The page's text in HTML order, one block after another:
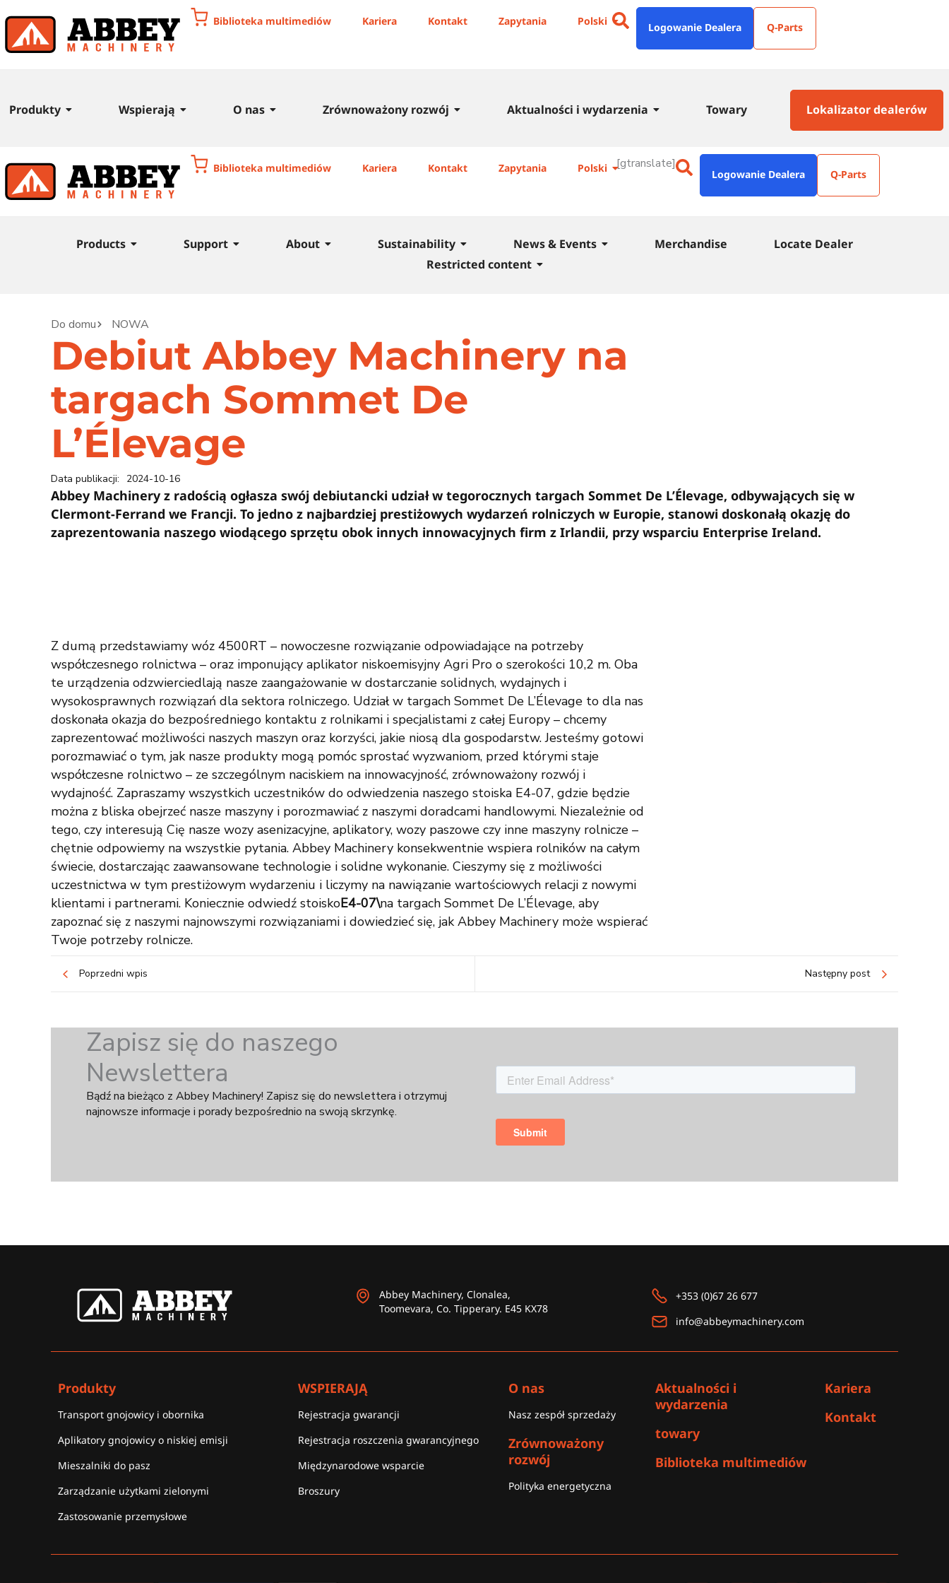
Biblioteka multimediów Kariera Kontakt Zapytania Polski Logowanie Dealera Q-Parts
Produkty Wspierają O nas Zrównoważony rozwój Aktualności i wydarzenia Towary Lokalizator dealerów
Biblioteka multimediów Kariera Kontakt Zapytania Polski [gtranslate]
Logowanie Dealera Q-Parts
Products Support About Sustainability News & Events Merchandise
Locate Dealer
Restricted content
Do domu NOWA
Debiut Abbey Machinery na
targach Sommet De
L’Élevage
Data publikacji: 2024-10-16
Abbey Machinery z radością ogłasza swój debiutancki udział w tegorocznych targach Sommet De L’Élevage, odbywających się w
Clermont-Ferrand we Francji. To jedno z najbardziej prestiżowych wydarzeń rolniczych w Europie, stanowi doskonałą okazję do
zaprezentowania naszego wiodącego sprzętu obok innych innowacyjnych firm z Irlandii, przy wsparciu Enterprise Ireland.
Z dumą przedstawiamy wóz 4500RT – nowoczesne rozwiązanie odpowiadające na potrzeby
współczesnego rolnictwa – oraz imponujący aplikator niskoemisyjny Agri Pro o szerokości 10,2 m. Oba
te urządzenia odzwierciedlają nasze zaangażowanie w dostarczanie solidnych, wydajnych i
wysokosprawnych rozwiązań dla sektora rolniczego. Udział w targach Sommet De L’Élevage to dla nas
doskonała okazja do bezpośredniego kontaktu z rolnikami i specjalistami z całej Europy – chcemy
zaprezentować możliwości naszych maszyn oraz korzyści, jakie niosą dla gospodarstw. Jesteśmy gotowi
porozmawiać o tym, jak nasze produkty mogą pomóc sprostać wyzwaniom, przed którymi staje
współczesne rolnictwo – ze szczególnym naciskiem na innowacyjność, zrównoważony rozwój i
wydajność. Zapraszamy wszystkich uczestników do odwiedzenia naszego stoiska E4-07, gdzie będzie
można z bliska obejrzeć nasze maszyny i porozmawiać z naszymi doradcami handlowymi. Niezależnie od
tego, czy interesują Cię nasze wozy asenizacyjne, aplikatory, wozy paszowe czy inne maszyny rolnicze –
chętnie odpowiemy na wszystkie pytania. Abbey Machinery konsekwentnie wspiera rolników na całym
świecie, dostarczając zaawansowane technologie i solidne wykonanie. Cieszymy się z możliwości
uczestnictwa w tym prestiżowym wydarzeniu i liczymy na nawiązanie wartościowych relacji z nowymi
klientami i partnerami. Koniecznie odwiedź stoiskoE4-07\na targach Sommet De L’Élevage, aby
zapoznać się z naszymi najnowszymi rozwiązaniami i dowiedzieć się, jak Abbey Machinery może wspierać
Twoje potrzeby rolnicze.
Poprzedni wpis Następny post
Zapisz się do naszego
Newslettera
Bądź na bieżąco z Abbey Machinery! Zapisz się do newslettera i otrzymuj
najnowsze informacje i porady bezpośrednio na swoją skrzynkę.
Abbey Machinery, Clonalea,
Toomevara, Co. Tipperary. E45 KX78
+353 (0)67 26 677
info@abbeymachinery.com
Produkty
Transport gnojowicy i obornika
Aplikatory gnojowicy o niskiej emisji
Mieszalniki do pasz
Zarządzanie użytkami zielonymi
Zastosowanie przemysłowe
WSPIERAJĄ
Rejestracja gwarancji
Rejestracja roszczenia gwarancyjnego
Międzynarodowe wsparcie
Broszury
O nas
Nasz zespół sprzedaży
Zrównoważony
rozwój
Polityka energetyczna
Aktualności i
wydarzenia
towary
Biblioteka multimediów
Kariera
Kontakt